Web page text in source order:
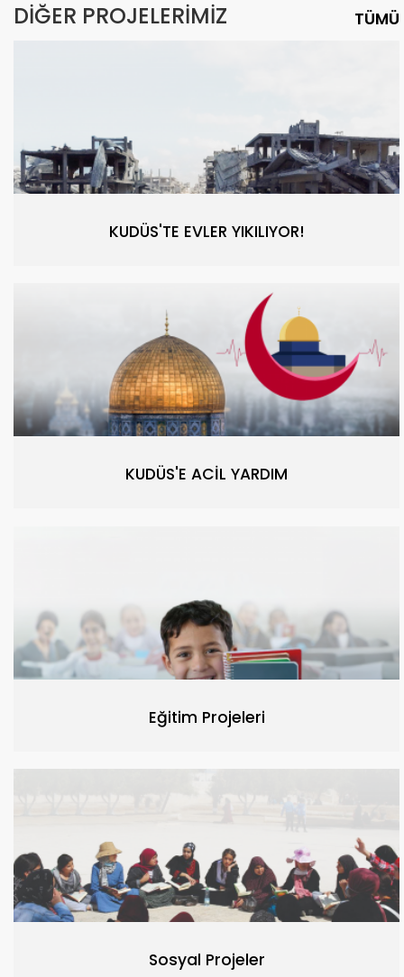
DİĞER PROJELERİMİZ TÜMÜ
KUDÜS'TE EVLER YIKILIYOR!
KUDÜS'E ACİL YARDIM
Eğitim Projeleri
Sosyal Projeler